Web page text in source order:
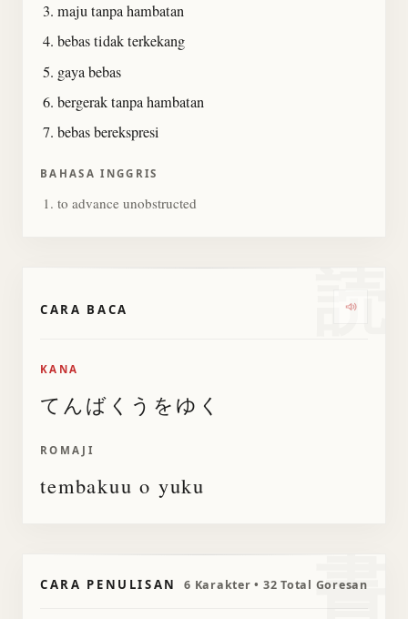
maju tanpa hambatan
bebas tidak terkekang
gaya bebas
bergerak tanpa hambatan
bebas berekspresi
BAHASA INGGRIS
to advance unobstructed
読
CARA BACA
KANA
てんばくうをゆく
ROMAJI
tembakuu o yuku
書
CARA PENULISAN 6 Karakter • 32 Total Goresan